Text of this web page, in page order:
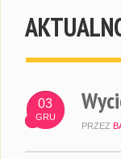
03
GRU
PRZEZ